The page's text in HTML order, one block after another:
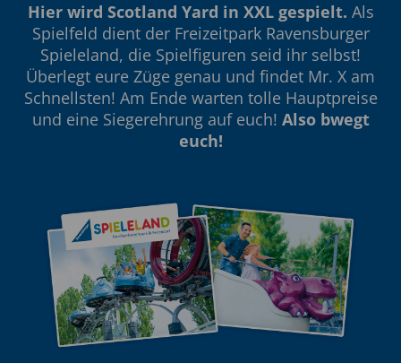
Hier wird Scotland Yard in XXL gespielt. Als
Spielfeld dient der Freizeitpark Ravensburger
Spieleland, die Spielfiguren seid ihr selbst!
Überlegt eure Züge genau und findet Mr. X am
Schnellsten! Am Ende warten tolle Hauptpreise
und eine Siegerehrung auf euch! Also bwegt
euch!